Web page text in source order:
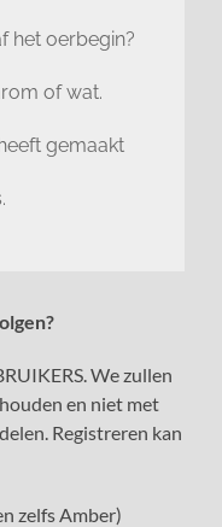
het oerbegin?
of wat.
gemaakt
We zullen
en niet met
Registreren kan
zelfs Amber)